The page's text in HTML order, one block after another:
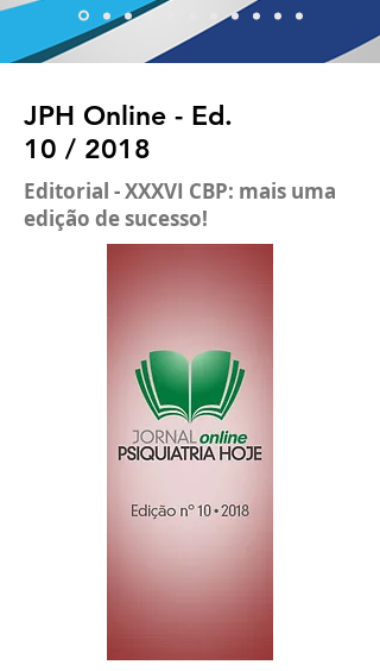
JPH Online - Ed.
10 / 2018
Editorial - XXXVI CBP: mais uma
edição de sucesso!